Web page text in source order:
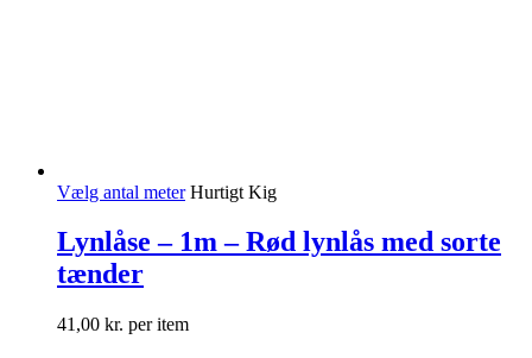
Vælg antal meter Hurtigt Kig
Lynlåse – 1m – Rød lynlås med sorte
tænder
41,00 kr. per item